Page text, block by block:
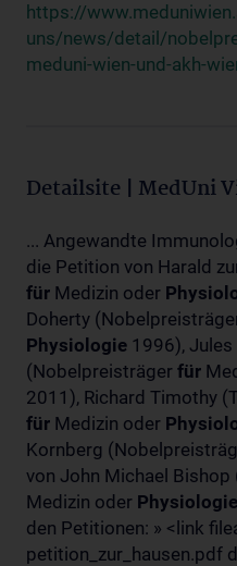
https://
uns/news/detail/
meduni-wien-und-akh-
Detailsite | MedUni
... Angewandte
die Petition von Harald
für Medizin oder
Doherty
Physiologie 1996),
(Nobelpreisträger für
2011), Richard Timothy
für Medizin oder
Kornberg
von John Michael
Medizin oder Physiologie
den Petitionen: » <link
petition_zur_hausen.pdf